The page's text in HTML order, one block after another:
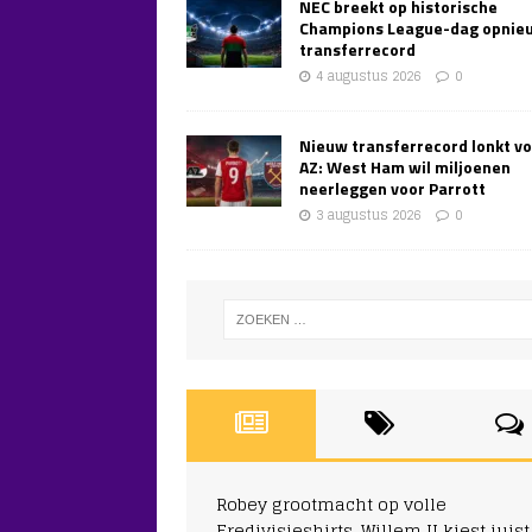
NEC breekt op historische
Champions League-dag
transferrecord
4 augustus 2026 0
Nieuw transferrecord lonkt
AZ: West Ham wil miljoenen
neerleggen voor Parrott
3 augustus 2026 0
Robey grootmacht op volle